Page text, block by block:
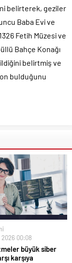
belirterek, geziler
Baba Evi ve
Fetih Müzesi ve
Bahçe Konağı
belirtmiş ve
bulduğunu
00:08
büyük siber
karşıya